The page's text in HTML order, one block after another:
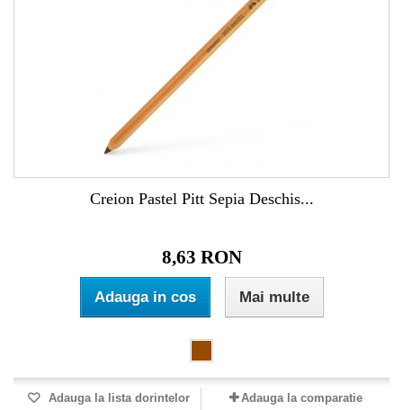
Creion Pastel Pitt Sepia Deschis...
8,63 RON
Adauga in cos Mai multe
Adauga la lista dorintelor Adauga la comparatie